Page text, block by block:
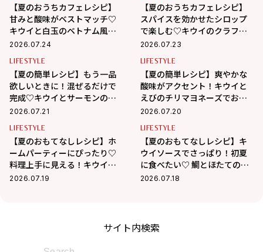
【夏のおうちカフェレシピ】
甘みと酸味がベストマッチ♡
キウイと白玉のベトナム風チ
ェー
2026.07.24
【夏のおうちカフェレシピ】
スパイスを効かせたシロップ
で楽しむ♡キウイのクラフト
コーラ
2026.07.23
LIFESTYLE
【夏の簡単レシピ】もう一品
欲しいときに！混ぜるだけで
完成♡キウイとサーモンのタ
ルタル
2026.07.21
LIFESTYLE
【夏の簡単レシピ】爽やかな
酸味がアクセント！キウイと
えびのチリマヨネーズでおう
ちごはん
2026.07.20
LIFESTYLE
【夏のおもてなしレシピ】ホ
ームパーティーにぴったり♡
料理上手に見える！キウイと
オイルサーディンの絶品ブル
2026.07.19
LIFESTYLE
【夏のおもてなしレシピ】キ
ウイソースでさっぱり！初夏
に食べたい♡ 鯛とほたてのカ
ルパッチョ
2026.07.18
サイト内検索